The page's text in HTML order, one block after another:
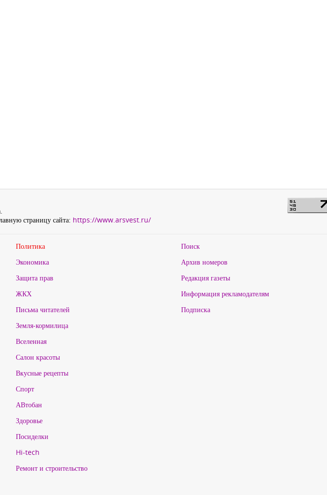
страницу сайта: https://www.arsvest.ru/
Политика
Экономика
Защита прав
ЖКХ
Письма читателей
Земля-кормилица
Вселенная
Салон красоты
Вкусные рецепты
Спорт
АВтобан
Здоровье
Посиделки
Hi-tech
Ремонт и строительство
Поиск
Архив номеров
Редакция газеты
Информация рекламодателям
Подписка